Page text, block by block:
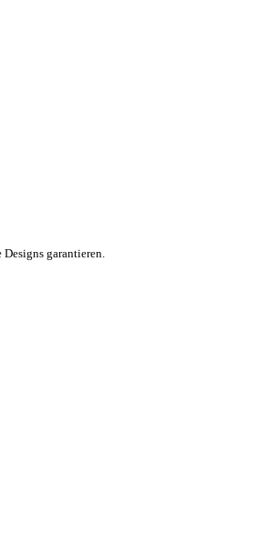
garantieren.